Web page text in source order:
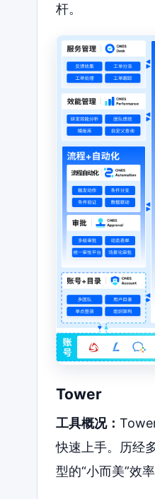
杆。
Tower
工具概况：
快速上手。历经
型的“小而美”效率